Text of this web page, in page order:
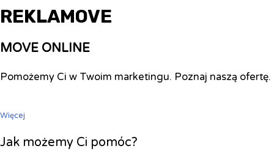
REKLAMOVE
MOVE ONLINE
Pomożemy Ci w Twoim marketingu. Poznaj naszą ofertę.
Więcej
Jak możemy Ci pomóc?